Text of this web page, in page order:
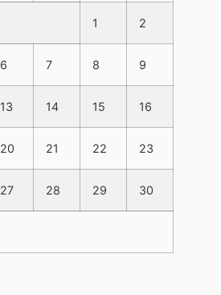
1 2
6 7 8 9
13 14 15 16
20 21 22 23
27 28 29 30